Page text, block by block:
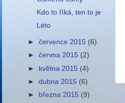
Kdo to říká, ten to je
Léto
►července 2015 (6)
►června 2015 (2)
► května 2015 (4)
►dubna 2015 (6)
►
března 2015 (9)